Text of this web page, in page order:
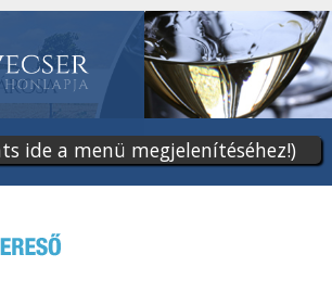
tartalomra
ide a menü megjelenítéséhez!)